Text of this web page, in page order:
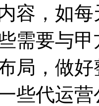
容，如
需要与
局，做
些代运